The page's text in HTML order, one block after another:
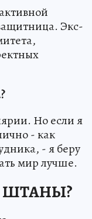
Экс-
Но если я
- как
- я беру
мир лучше.
ШТАНЫ?